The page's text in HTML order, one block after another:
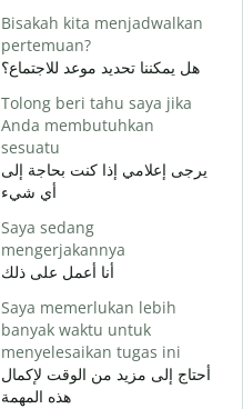
Bisakah kita menjadwalkan
pertemuan?
هل يمكننا تحديد موعد للاجتماع؟
Tolong beri tahu saya jika
Anda membutuhkan
sesuatu
يرجى إعلامي إذا كنت بحاجة إلى
أي شيء
Saya sedang
mengerjakannya
أنا أعمل على ذلك
Saya memerlukan lebih
banyak waktu untuk
menyelesaikan tugas ini
أحتاج إلى مزيد من الوقت لإكمال
هذه المهمة